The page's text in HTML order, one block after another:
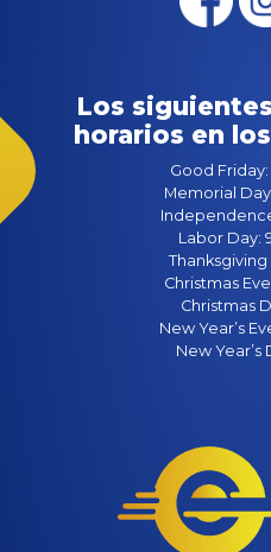
Los
horarios en
Good
Memorial
Labor Day:
Thanksgiving
Christmas
Christmas
New Year’s
New Year’s